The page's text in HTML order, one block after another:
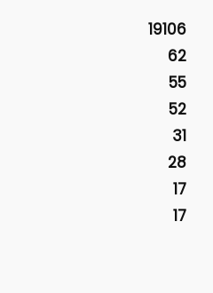
19106
62
55
52
31
28
17
17